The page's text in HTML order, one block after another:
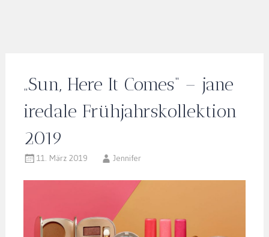
„Sun, Here It Comes“ – jane
iredale Frühjahrskollektion
2019
11. März 2019 Jennifer